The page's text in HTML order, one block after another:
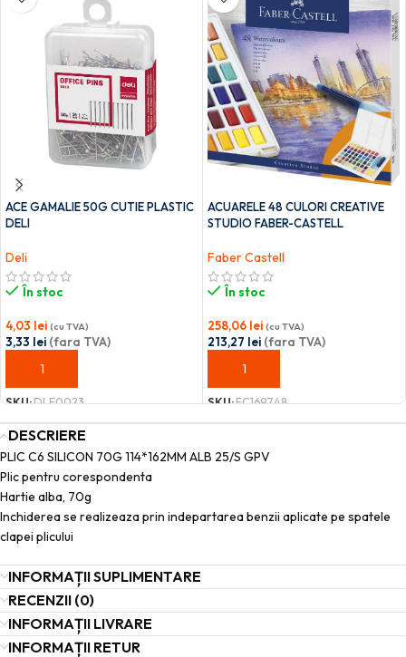
ACE GAMALIE 50G CUTIE PLASTIC
DELI
Deli
În stoc
4,03 lei (cu TVA)
3,33 lei (fara TVA)
ADAUGĂ ÎN COȘ
SKU:DLE0023
ACUARELE 48 CULORI CREATIVE
STUDIO FABER-CASTELL
Faber Castell
În stoc
258,06 lei (cu TVA)
213,27 lei (fara TVA)
ADAUGĂ ÎN COȘ
SKU:FC169748
DESCRIERE
PLIC C6 SILICON 70G 114*162MM ALB 25/S GPV
Plic pentru corespondenta
Hartie alba, 70g
Inchiderea se realizeaza prin indepartarea benzii aplicate pe spatele
clapei plicului
INFORMAȚII SUPLIMENTARE
RECENZII (0)
INFORMAȚII LIVRARE
INFORMAȚII RETUR